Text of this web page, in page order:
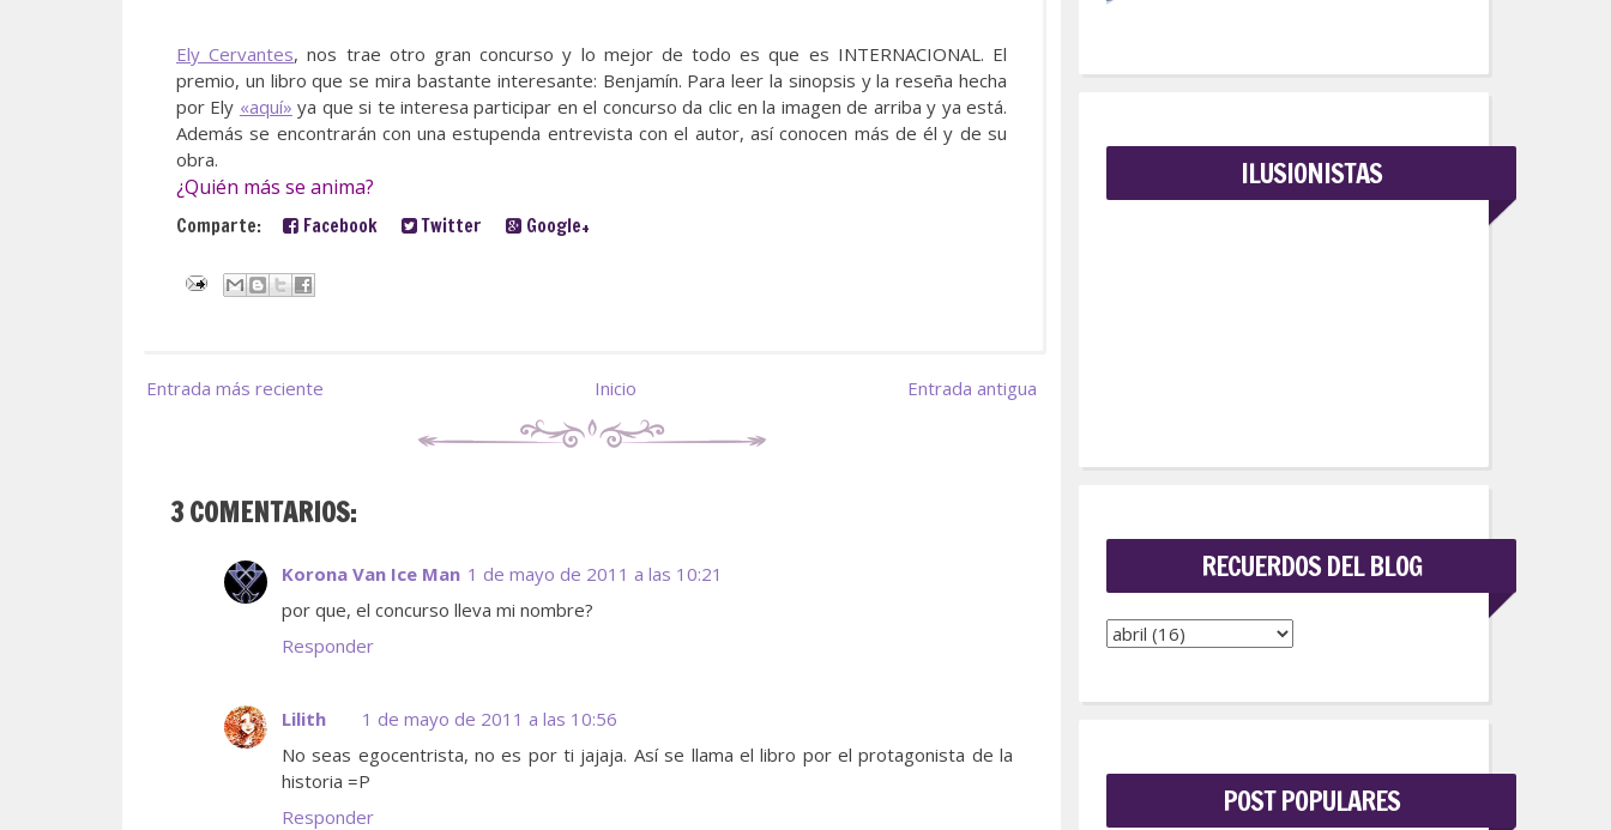
Ely Cervantes, nos trae otro gran concurso y lo mejor de todo es que es INTERNACIONAL. El
premio, un libro que se mira bastante interesante: Benjamín. Para leer la sinopsis y la reseña hecha
por Ely «aquí» ya que si te interesa participar en el concurso da clic en la imagen de arriba y ya está.
Además se encontrarán con una estupenda entrevista con el autor, así conocen más de él y de su
obra.
¿Quién más se anima?
Comparte: Facebook Twitter Google+
Entrada más reciente Entrada antigua
Inicio
3 COMENTARIOS:
Korona Van Ice Man 1 de mayo de 2011 a las 10:21
por que, el concurso lleva mi nombre?
Responder
Lilith
1 de mayo de 2011 a las 10:56
No seas egocentrista, no es por ti jajaja. Así se llama el libro por el protagonista de la
historia =P
Responder
ILUSIONISTAS
RECUERDOS DEL BLOG
POST POPULARES